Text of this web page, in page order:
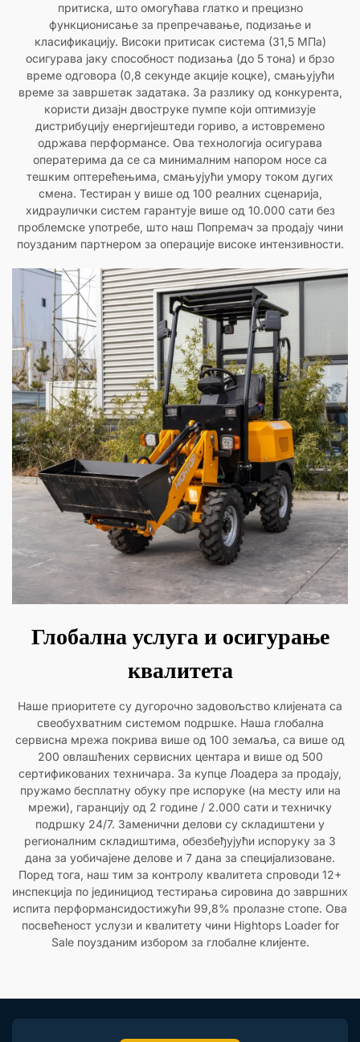
притиска, што омогућава глатко и прецизно
функционисање за препречавање, подизање и
класификацију. Високи притисак система (31,5 МПа)
осигурава јаку способност подизања (до 5 тона) и брзо
време одговора (0,8 секунде акције коцке), смањујући
време за завршетак задатака. За разлику од конкурента,
користи дизајн двоструке пумпе који оптимизује
дистрибуцију енергијештеди гориво, а истовремено
одржава перформансе. Ова технологија осигурава
оператерима да се са минималним напором носе са
тешким оптерећењима, смањујући умору током дугих
смена. Тестиран у више од 100 реалних сценарија,
хидраулички систем гарантује више од 10.000 сати без
проблемске употребе, што наш Попремач за продају чини
поузданим партнером за операције високе интензивности.
Глобална услуга и осигурање
квалитета
Наше приоритете су дугорочно задовољство клијената са
свеобухватним системом подршке. Наша глобална
сервисна мрежа покрива више од 100 земаља, са више од
200 овлашћених сервисних центара и више од 500
сертификованих техничара. За купце Лоадера за продају,
пружамо бесплатну обуку пре испоруке (на месту или на
мрежи), гаранцију од 2 године / 2.000 сати и техничку
подршку 24/7. Заменични делови су складиштени у
регионалним складиштима, обезбеђујући испоруку за 3
дана за уобичајене делове и 7 дана за специјализоване.
Поред тога, наш тим за контролу квалитета спроводи 12+
инспекција по јединициод тестирања сировина до завршних
испита перформансидостижући 99,8% пролазне стопе. Ова
посвећеност услузи и квалитету чини Hightops Loader for
Sale поузданим избором за глобалне клијенте.